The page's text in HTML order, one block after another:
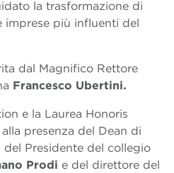
la trasformazione di
imprese più influenti del
dal Magnifico Rettore
Francesco Ubertini.
e la Laurea Honoris
presenza del Dean di
del Presidente del collegio
Prodi e del direttore del